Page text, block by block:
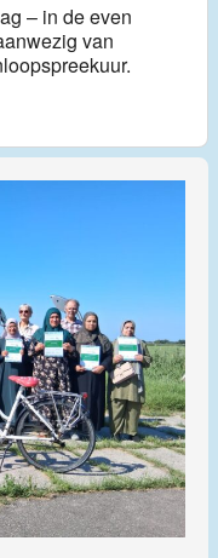
– in de even
van